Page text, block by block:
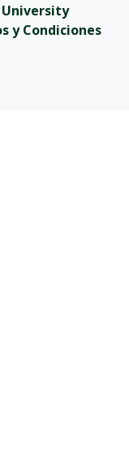
y Condiciones